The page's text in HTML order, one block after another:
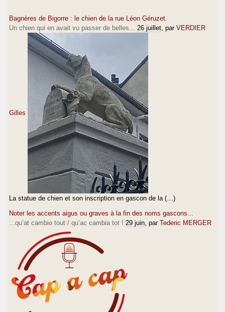
Bagnères de Bigorre : le chien de la rue Léon Géruzet.
Un chien qui en avait vu passer de belles...
26 juillet , par VERDIER
Gilles
La statue de chien et son inscription en gascon de la (…)
Noter les accents aigus ou graves à la fin des noms gascons...
...qu’at cambio tout / qu’ac cambia tot ! 29 juin , par Tederic MERGER